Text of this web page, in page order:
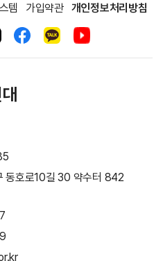
템 가입약관 개인정보처리방침
동호로10길 30 약수터 842